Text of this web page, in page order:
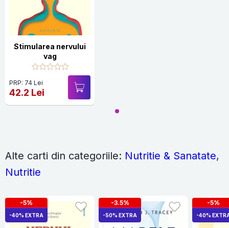
Stimularea nervului
vag
PRP: 74 Lei
42.2 Lei
Alte carti din categoriile: Nutritie & Sanatate,
Nutritie
-5%
-40% EXTRA
-3.5%
-50% EXTRA
-5%
-40%